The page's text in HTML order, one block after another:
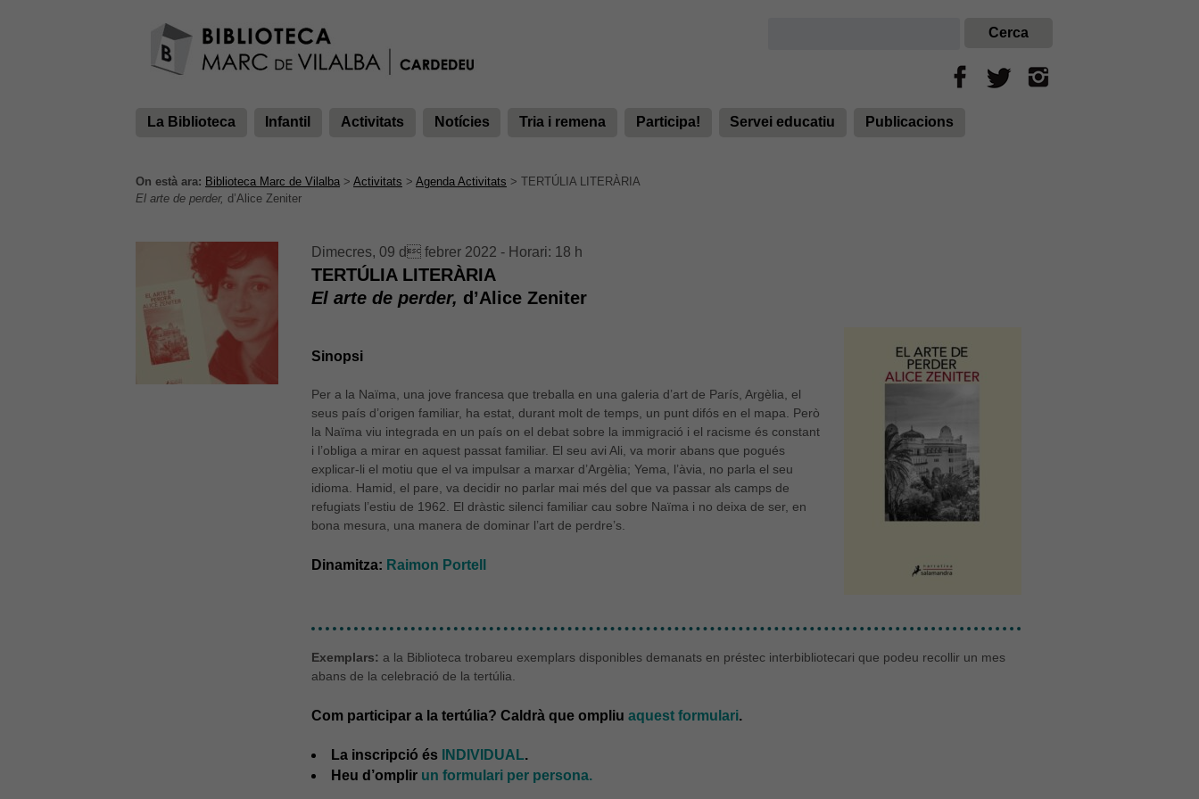
La Biblioteca Infantil Activitats Notícies Tria i remena Participa! Servei educatiu Publicacions
On està ara: Biblioteca Marc de Vilalba > Activitats > Agenda Activitats > TERTÚLIA LITERÀRIA
El arte de perder, d’Alice Zeniter
Dimecres, 09 d febrer 2022 - Horari: 18 h
TERTÚLIA LITERÀRIA
El arte de perder, d’Alice Zeniter
Sinopsi
Per a la Naïma, una jove francesa que treballa en una galeria d’art de París, Argèlia, el
seus país d’origen familiar, ha estat, durant molt de temps, un punt difós en el mapa. Però
la Naïma viu integrada en un país on el debat sobre la immigració i el racisme és constant
i l’obliga a mirar en aquest passat familiar. El seu avi Ali, va morir abans que pogués
explicar-li el motiu que el va impulsar a marxar d’Argèlia; Yema, l’àvia, no parla el seu
idioma. Hamid, el pare, va decidir no parlar mai més del que va passar als camps de
refugiats l’estiu de 1962. El dràstic silenci familiar cau sobre Naïma i no deixa de ser, en
bona mesura, una manera de dominar l’art de perdre’s.
Dinamitza: Raimon Portell
Exemplars: a la Biblioteca trobareu exemplars disponibles demanats en préstec interbibliotecari que podeu recollir un mes
abans de la celebració de la tertúlia.
Com participar a la tertúlia? Caldrà que ompliuaquest formulari.
La inscripció és INDIVIDUAL.
Heu d’omplir un formulari per persona.